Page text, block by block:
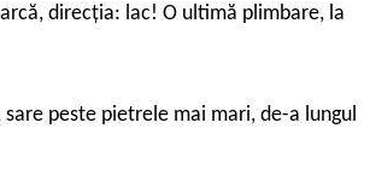
direcția: lac! O ultimă plimbare, la
peste pietrele mai mari, de-a lungul